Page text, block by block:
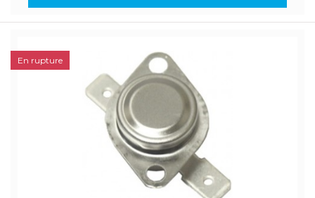
En rupture